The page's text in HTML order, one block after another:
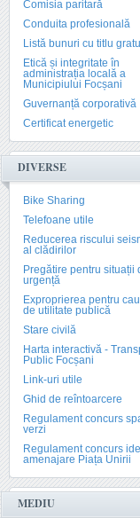
Comisia paritară
Conduita profesională
Listă bunuri cu titlu
Etică și integritate în
administrația locală a
Municipiului Focșani
Guvernanță corporativă
Certificat energetic
DIVERSE
Bike Sharing
Telefoane utile
Reducerea riscului
al clădirilor
Pregătire pentru situații
urgență
Exproprierea pentru
de utilitate publică
Stare civilă
Harta interactivă -
Public Focșani
Link-uri utile
Ghid de reîntoarcere
Regulament concurs
verzi
Regulament concurs
amenajare Piața Unirii
MEDIU